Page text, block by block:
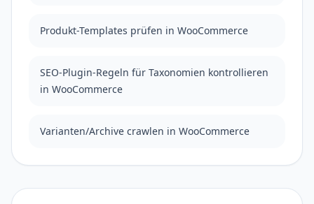
Produkt-Templates prüfen in WooCommerce
SEO-Plugin-Regeln für Taxonomien kontrollieren
in WooCommerce
Varianten/Archive crawlen in WooCommerce